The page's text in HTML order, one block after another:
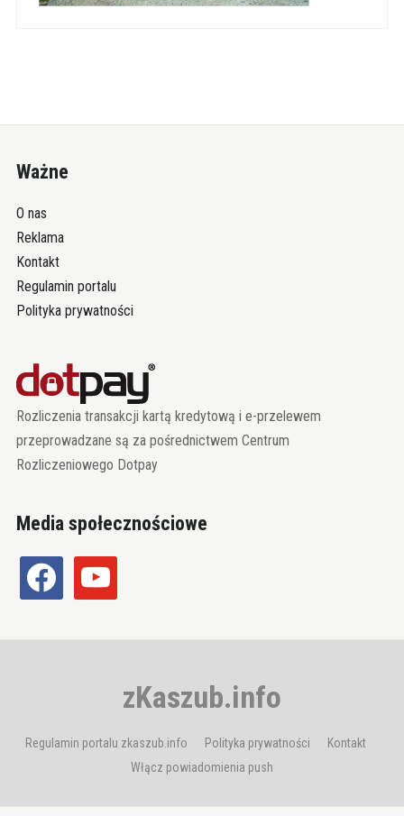
Ważne
O nas
Reklama
Kontakt
Regulamin portalu
Polityka prywatności
Rozliczenia transakcji kartą kredytową i e-przelewem
przeprowadzane są za pośrednictwem Centrum
Rozliczeniowego Dotpay
Media społecznościowe
facebook youtube
zKaszub.info
Regulamin portalu zkaszub.info Polityka prywatności
Kontakt
Włącz powiadomienia push